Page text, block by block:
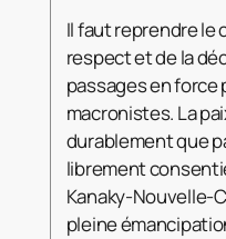
Il faut reprendre le
respect et de la
passages en
macronistes. La
durablement que
librement
Kanaky-Nouvelle-
pleine